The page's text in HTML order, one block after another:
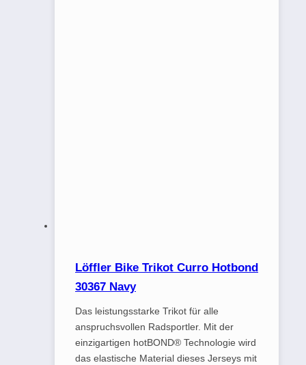
Löffler Bike Trikot Curro Hotbond
30367 Navy
Das leistungsstarke Trikot für alle
anspruchsvollen Radsportler. Mit der
einzigartigen hotBOND® Technologie wird
das elastische Material dieses Jerseys mit